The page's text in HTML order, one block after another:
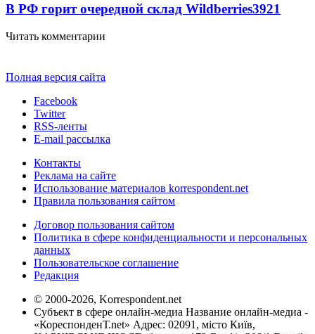
В РФ горит очередной склад Wildberries3921
Читать комментарии
Полная версия сайта
Facebook
Twitter
RSS-ленты
E-mail рассылка
Контакты
Реклама на сайте
Использование материалов korrespondent.net
Правила пользования сайтом
Договор пользования сайтом
Политика в сфере конфиденциальности и персональных
данных
Пользовательское соглашение
Редакция
© 2000-2026, Korrespondent.net
Субъект в сфере онлайн-медиа Название онлайн-медиа -
«КореспонденТ.net» Адрес: 02091, місто Київ,